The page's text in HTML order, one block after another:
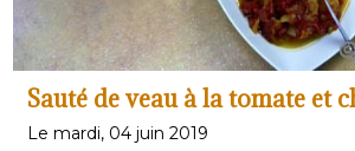
Sauté de veau à la tomate et
Le mardi, 04 juin 2019